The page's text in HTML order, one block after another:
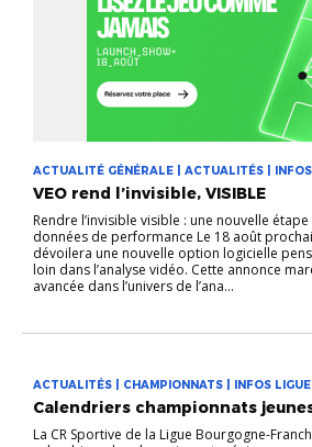
ACTUALITÉ GÉNÉRALE | ACTUALITÉS |
VEO rend l’invisible, VISIBLE
Rendre l’invisible visible : une nouvelle
données de performance Le 18 août
dévoilera une nouvelle option logicielle
loin dans l’analyse vidéo. Cette annonce
avancée dans l’univers de l’ana...
ACTUALITÉS | CHAMPIONNATS | INFOS
Calendriers championnats
La CR Sportive de la Ligue Bourgogne-